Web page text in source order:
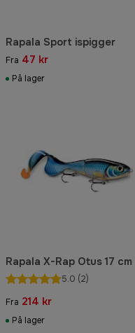
Rapala Sport ispigger
Fra 47 kr
På lager
Rapala X-Rap Otus 17 cm
5.0 (2)
Fra 214 kr
På lager